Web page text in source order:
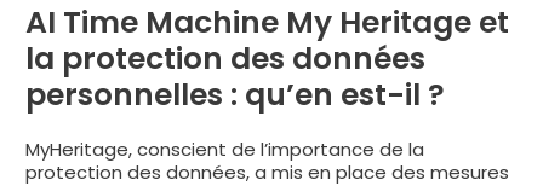
AI Time Machine My Heritage et
la protection des données
personnelles : qu’en est-il ?
MyHeritage, conscient de l’importance de la
protection des données, a mis en place des mesures